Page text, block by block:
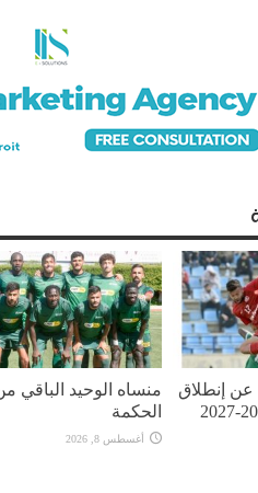
عن إنطلاق
منساه الوحيد الباقي
الحكمة
أغسطس 8, 2026